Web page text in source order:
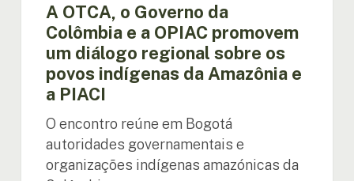
indígenas
Amazônia
A OTCA, o Governo da
Colômbia e a OPIAC promovem
um diálogo regional sobre os
povos indígenas da Amazônia e
a PIACI
O encontro reúne em Bogotá
autoridades governamentais e
organizações indígenas amazónicas da